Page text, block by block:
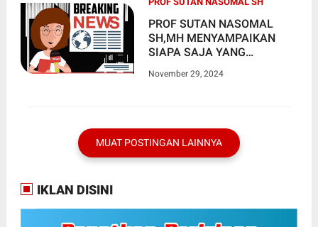
PROF SUTAN NASOMAL
SH,MH MENYAMPAIKAN
SIAPA SAJA YANG
MENGHINA INSAN PERS DI
November 29, 2024
MUAT POSTINGAN LAINNYA
IKLAN DISINI